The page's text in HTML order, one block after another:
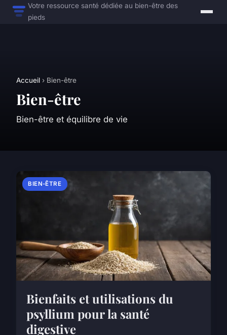
Votre ressource santé dédiée au bien-être des
pieds
Accueil › Bien-être
Bien-être
Bien-être et équilibre de vie
BIEN-ÊTRE
Bienfaits et utilisations du
psyllium pour la santé
digestive